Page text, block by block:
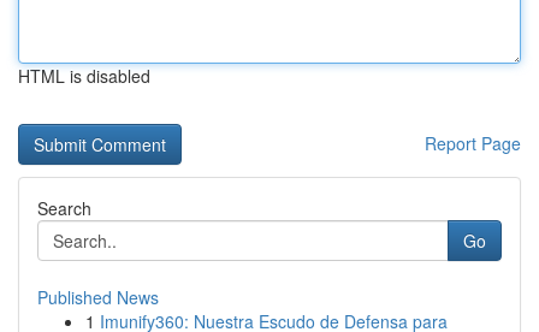
HTML is disabled
Report Page
Search
Go
Published News
1 Imunify360: Nuestra Escudo de Defensa para